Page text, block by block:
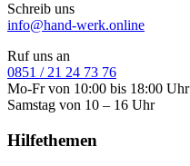
Schreib uns
info@hand-werk.online
Ruf uns an
0851 / 21 24 73 76
Mo-Fr von 10:00 bis 18:00 Uhr
Samstag von 10 – 16 Uhr
Hilfethemen